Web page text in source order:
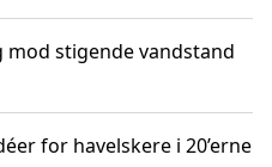
stigende vandstand
for havelskere i 20’erne